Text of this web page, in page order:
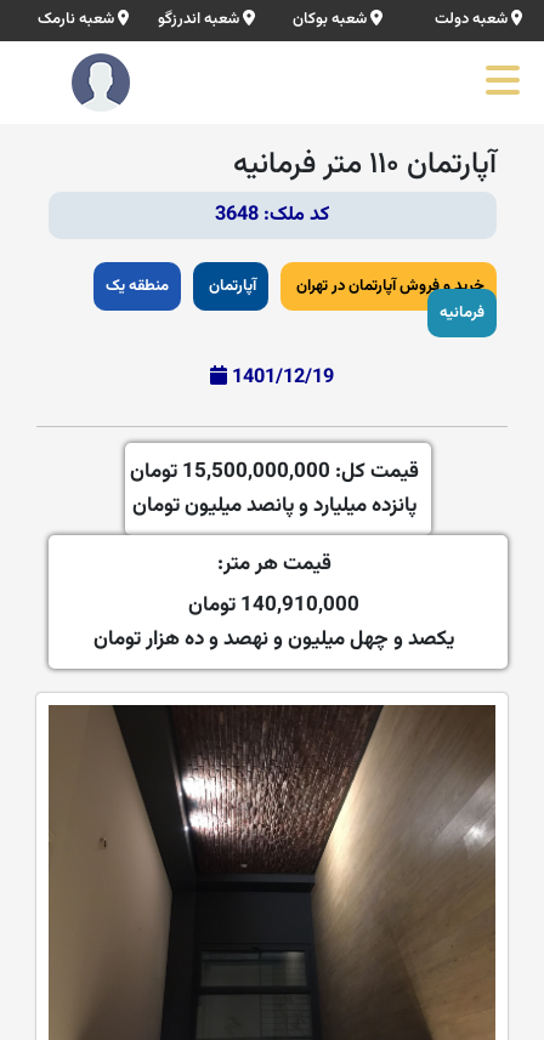
شعبه دولت شعبه بوکان شعبه اندرزگو شعبه نارمک
آپارتمان ۱۱۰ متر فرمانیه
کد ملک: 3648
خرید و فروش آپارتمان در تهران آپارتمان
منطقه یک
فرمانیه
1401/12/19
قیمت کل: 15,500,000,000 تومان
پانزده میلیارد و پانصد میلیون تومان
قیمت هر متر:
140,910,000 تومان
یکصد و چهل میلیون و نهصد و ده هزار تومان